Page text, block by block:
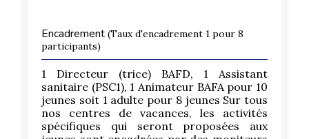
Encadrement (Taux d'encadrement 1 pour 8
participants)
1 Directeur (trice) BAFD, 1 Assistant
sanitaire (PSC1), 1 Animateur BAFA pour 10
jeunes soit 1 adulte pour 8 jeunes Sur tous
nos centres de vacances, les activités
spécifiques qui seront proposées aux